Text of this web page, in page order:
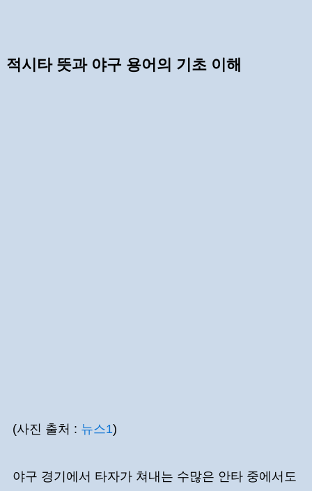
적시타 뜻과 야구 용어의 기초 이해
(사진 출처 : 뉴스1)
야구 경기에서 타자가 쳐내는 수많은 안타 중에서도